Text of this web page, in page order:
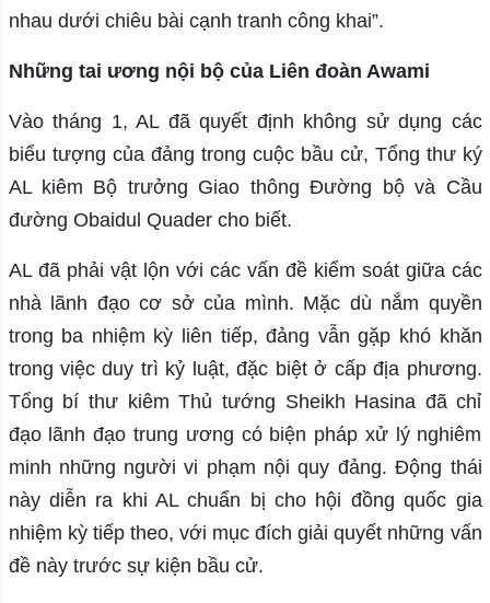
nhau dưới chiêu bài cạnh tranh công khai”.
Những tai ương nội bộ của Liên đoàn Awami
Vào tháng 1, AL đã quyết định không sử dụng các
biểu tượng của đảng trong cuộc bầu cử, Tổng thư ký
AL kiêm Bộ trưởng Giao thông Đường bộ và Cầu
đường Obaidul Quader cho biết.
AL đã phải vật lộn với các vấn đề kiểm soát giữa các
nhà lãnh đạo cơ sở của mình. Mặc dù nắm quyền
trong ba nhiệm kỳ liên tiếp, đảng vẫn gặp khó khăn
trong việc duy trì kỷ luật, đặc biệt ở cấp địa phương.
Tổng bí thư kiêm Thủ tướng Sheikh Hasina đã chỉ
đạo lãnh đạo trung ương có biện pháp xử lý nghiêm
minh những người vi phạm nội quy đảng. Động thái
này diễn ra khi AL chuẩn bị cho hội đồng quốc gia
nhiệm kỳ tiếp theo, với mục đích giải quyết những vấn
đề này trước sự kiện bầu cử.